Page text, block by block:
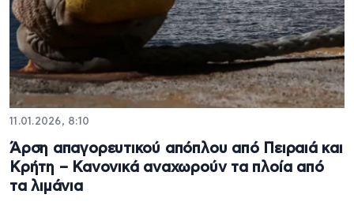
11.01.2026, 8:10
Άρση απαγορευτικού απόπλου από Πειραιά και
Κρήτη – Κανονικά αναχωρούν τα πλοία από
τα λιμάνια